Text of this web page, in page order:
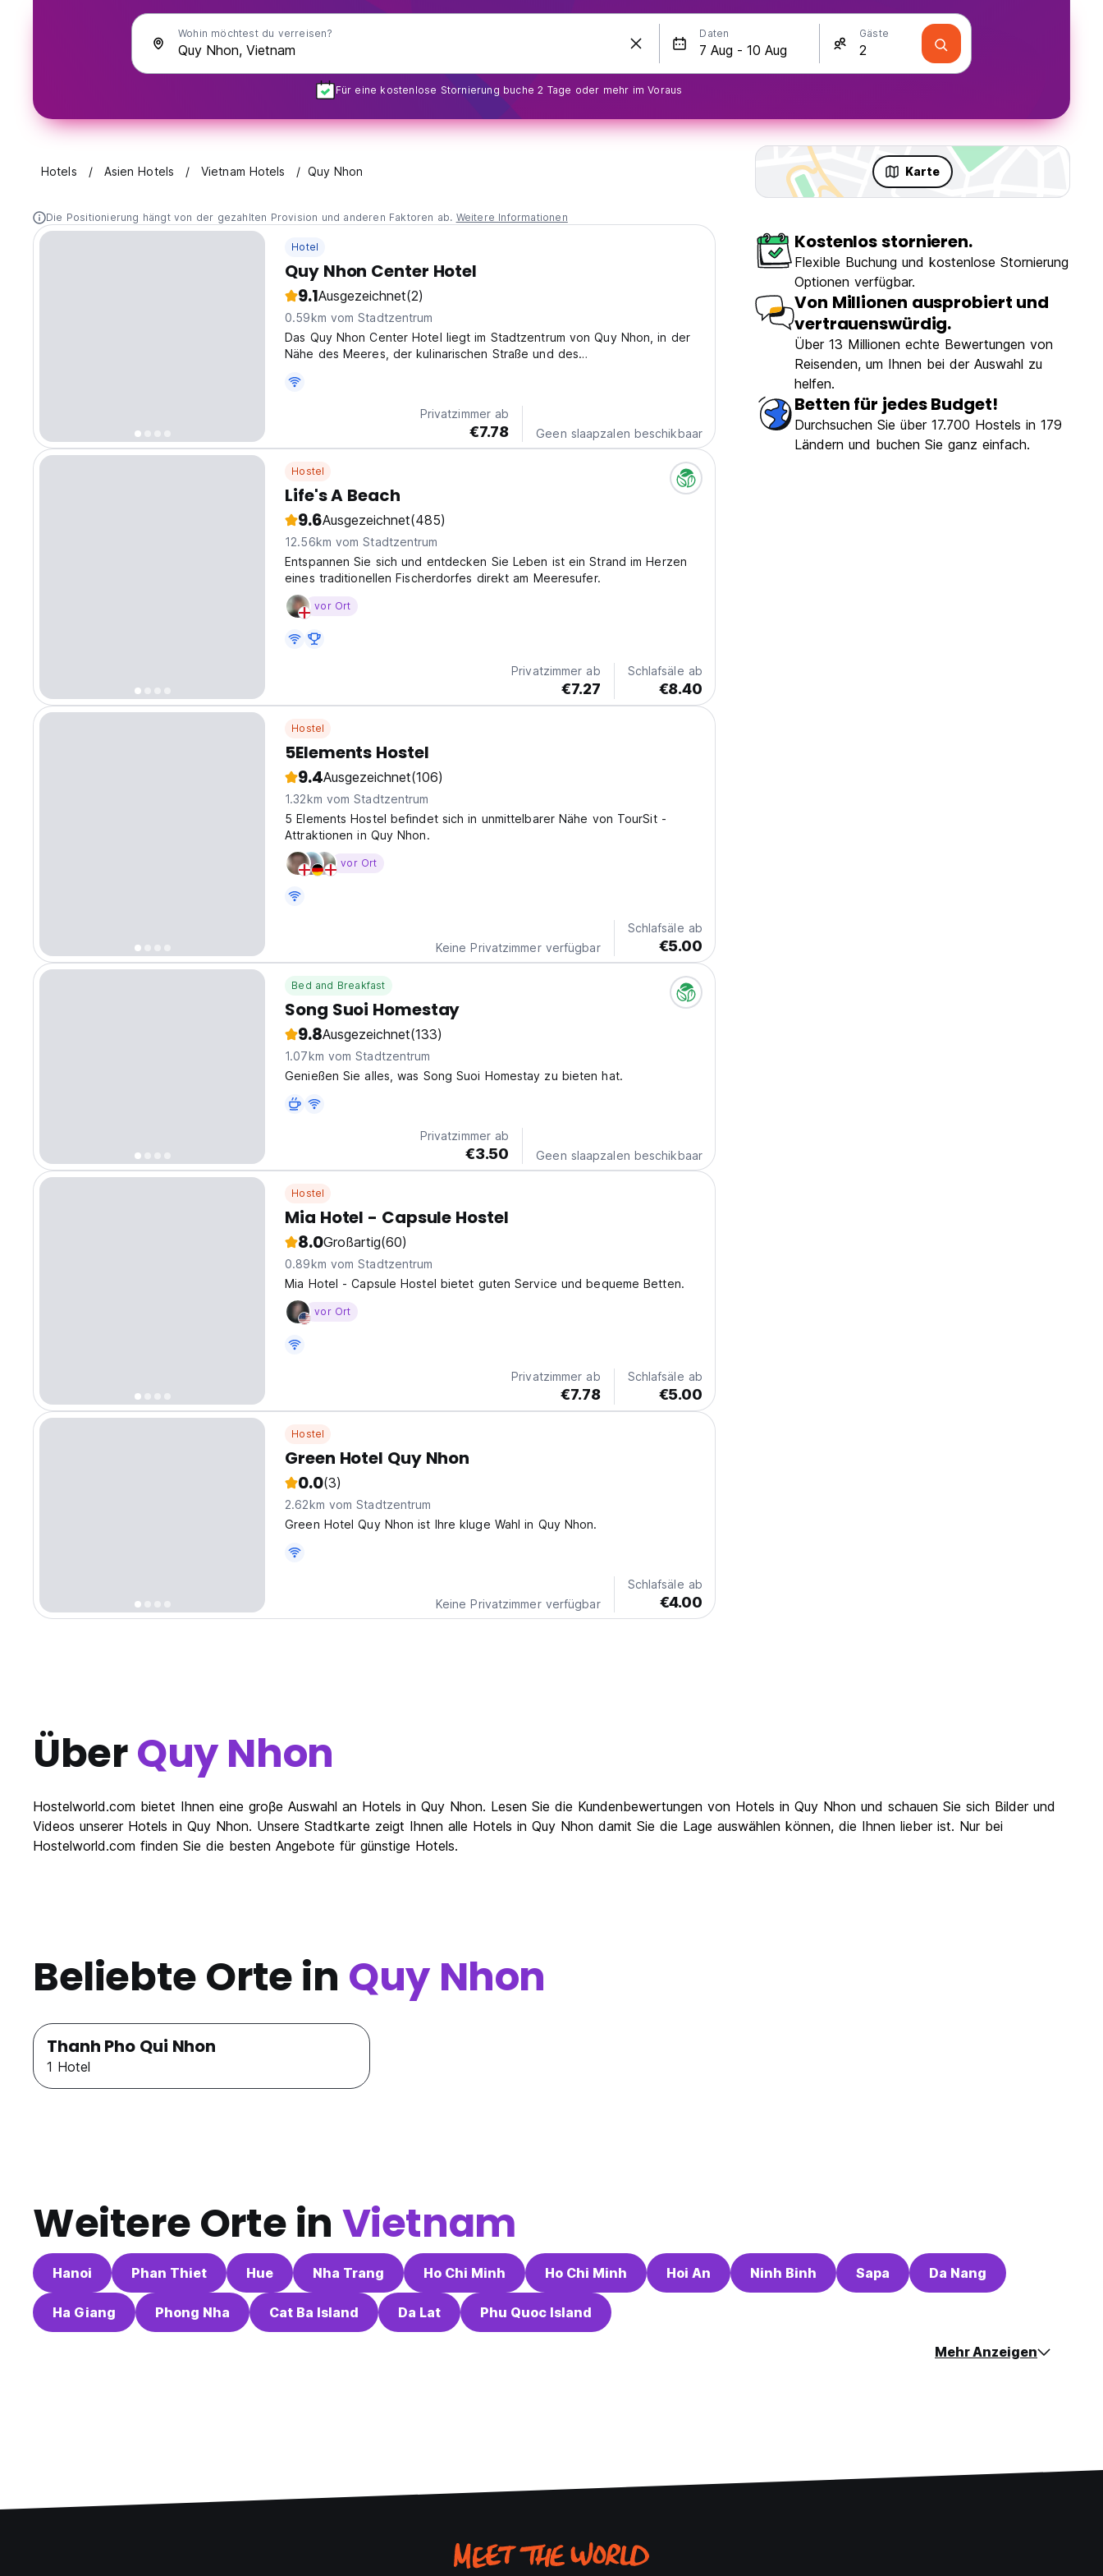
Wohin möchtest du verreisen? Daten Gäste
Für eine kostenlose Stornierung buche 2 Tage oder mehr im Voraus
Hotels Asien Hotels Vietnam Hotels Quy Nhon Karte
Die Positionierung hängt von der gezahlten Provision und anderen Faktoren ab. Weitere Informationen
Hotel
Quy Nhon Center Hotel
9.1Ausgezeichnet(2)
0.59km vom Stadtzentrum
Das Quy Nhon Center Hotel liegt im Stadtzentrum von Quy Nhon, in der
Nähe des Meeres, der kulinarischen Straße und des
der Stadt. (Auto-translated from original language)
Privatzimmer ab
€7.78 Geen slaapzalen beschikbaar
Hostel
Life's A Beach
9.6Ausgezeichnet(485)
12.56km vom Stadtzentrum
Entspannen Sie sich und entdecken Sie Leben ist ein Strand im Herzen
eines traditionellen Fischerdorfes direkt am Meeresufer.
vor Ort
Privatzimmer ab
€7.27
Schlafsäle ab
€8.40
Hostel
5Elements Hostel
9.4Ausgezeichnet(106)
1.32km vom Stadtzentrum
5 Elements Hostel befindet sich in unmittelbarer Nähe von TourSit -
Attraktionen in Quy Nhon.
vor Ort
Keine Privatzimmer verfügbar
Schlafsäle ab
€5.00
Bed and Breakfast
Song Suoi Homestay
9.8Ausgezeichnet(133)
1.07km vom Stadtzentrum
Genießen Sie alles, was Song Suoi Homestay zu bieten hat.
Privatzimmer ab
€3.50 Geen slaapzalen beschikbaar
Hostel
Mia Hotel - Capsule Hostel
8.0Großartig(60)
0.89km vom Stadtzentrum
Mia Hotel - Capsule Hostel bietet guten Service und bequeme Betten.
vor Ort
Privatzimmer ab
€7.78
Schlafsäle ab
€5.00
Hostel
Green Hotel Quy Nhon
0.0(3)
2.62km vom Stadtzentrum
Green Hotel Quy Nhon ist Ihre kluge Wahl in Quy Nhon.
Keine Privatzimmer verfügbar
Schlafsäle ab
€4.00
Kostenlos stornieren.
Flexible Buchung und kostenlose Stornierung
Optionen verfügbar.
Von Millionen ausprobiert und
vertrauenswürdig.
Über 13 Millionen echte Bewertungen von
Reisenden, um Ihnen bei der Auswahl zu
helfen.
Betten für jedes Budget!
Durchsuchen Sie über 17.700 Hostels in 179
Ländern und buchen Sie ganz einfach.
ÜberQuy Nhon
Hostelworld.com bietet Ihnen eine groβe Auswahl an Hotels in Quy Nhon. Lesen Sie die Kundenbewertungen von Hotels in Quy Nhon und schauen Sie sich Bilder und
Videos unserer Hotels in Quy Nhon. Unsere Stadtkarte zeigt Ihnen alle Hotels in Quy Nhon damit Sie die Lage auswählen können, die Ihnen lieber ist. Nur bei
Hostelworld.com finden Sie die besten Angebote für günstige Hotels.
Beliebte Orte in Quy Nhon
Thanh Pho Qui Nhon
1 Hotel
Weitere Orte in Vietnam
Hanoi Phan Thiet Hue Nha Trang Ho Chi Minh Ho Chi Minh Hoi An Ninh Binh Sapa Da Nang
Ha Giang Phong Nha Cat Ba Island Da Lat Phu Quoc Island
Mehr Anzeigen